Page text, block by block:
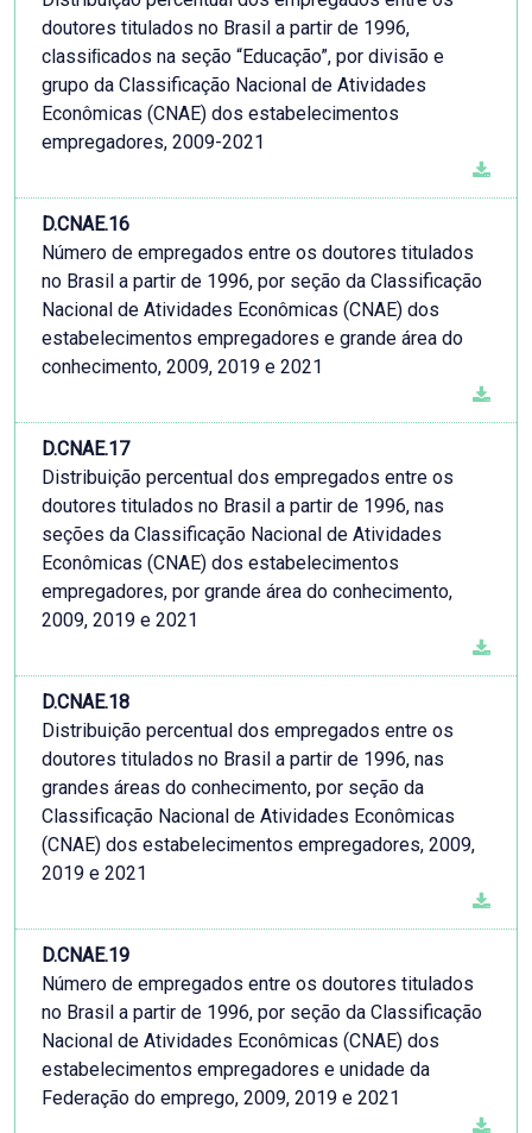
doutores titulados no Brasil a partir de 1996,
classiﬁcados na seção “Educação”, por divisão e
grupo da Classificação Nacional de Atividades
Econômicas (CNAE) dos estabelecimentos
empregadores, 2009-2021
D.CNAE.16
Número de empregados entre os doutores titulados
no Brasil a partir de 1996, por seção da Classificação
Nacional de Atividades Econômicas (CNAE) dos
estabelecimentos empregadores e grande área do
conhecimento, 2009, 2019 e 2021
D.CNAE.17
Distribuição percentual dos empregados entre os
doutores titulados no Brasil a partir de 1996, nas
seções da Classificação Nacional de Atividades
Econômicas (CNAE) dos estabelecimentos
empregadores, por grande área do conhecimento,
2009, 2019 e 2021
D.CNAE.18
Distribuição percentual dos empregados entre os
doutores titulados no Brasil a partir de 1996, nas
grandes áreas do conhecimento, por seção da
Classificação Nacional de Atividades Econômicas
(CNAE) dos estabelecimentos empregadores, 2009,
2019 e 2021
D.CNAE.19
Número de empregados entre os doutores titulados
no Brasil a partir de 1996, por seção da Classificação
Nacional de Atividades Econômicas (CNAE) dos
estabelecimentos empregadores e unidade da
Federação do emprego, 2009, 2019 e 2021